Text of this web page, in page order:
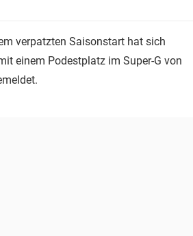
verpatzten Saisonstart hat sich
einem Podestplatz im Super-G von